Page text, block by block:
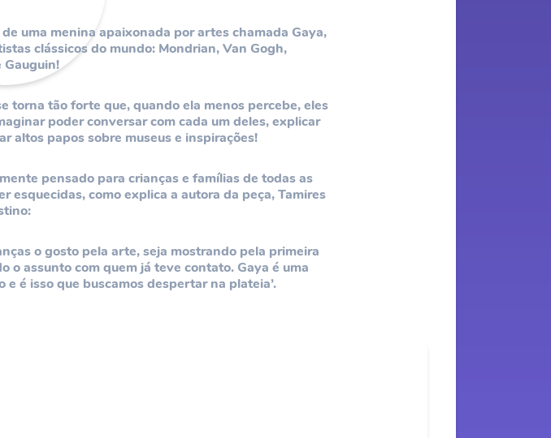
uma menina apaixonada por artes chamada Gaya,
clássicos do mundo: Mondrian, Van Gogh,
Gauguin!
torna tão forte que, quando ela menos percebe, eles
poder conversar com cada um deles, explicar
altos papos sobre museus e inspirações!
pensado para crianças e famílias de todas as
esquecidas, como explica a autora da peça, Tamires
o gosto pela arte, seja mostrando pela primeira
o assunto com quem já teve contato. Gaya é uma
é isso que buscamos despertar na plateia’.